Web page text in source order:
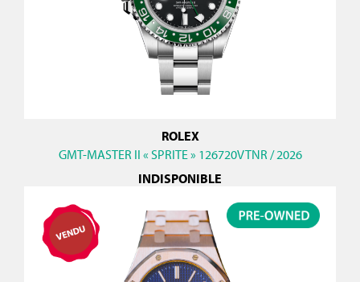
ROLEX
GMT-MASTER II « SPRITE » 126720VTNR / 2026
INDISPONIBLE